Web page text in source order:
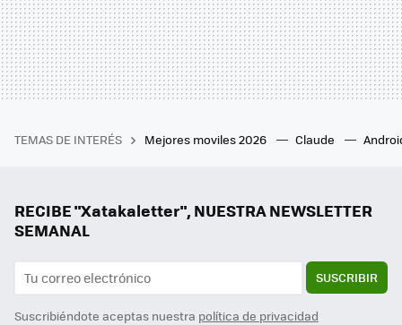
TEMAS DE INTERÉS Mejores moviles 2026 Claude
RECIBE "Xatakaletter", NUESTRA NEWSLETTER
SEMANAL
SUSCRIBIR
Suscribiéndote aceptas nuestra política de privacidad